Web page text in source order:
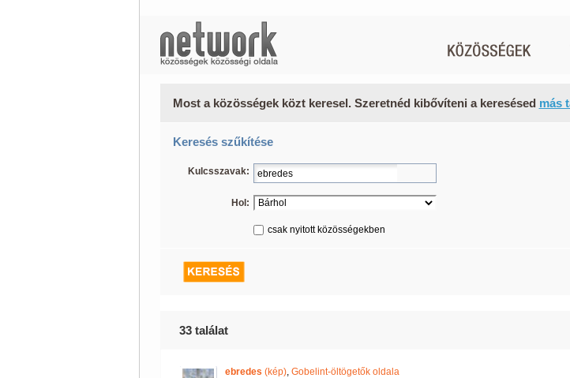
Most a közösségek közt keresel. Szeretnéd kibővíteni a keresésed más
Keresés szűkítése
Kulcsszavak:
Hol:
csak nyitott közösségekben
33 találat
ebredes (kép), Gobelint-öltögetők oldala